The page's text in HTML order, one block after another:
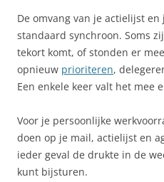
De omvang van je actielijst
standaard synchroon. Soms
tekort komt, of stonden er
opnieuw prioriteren,
Een enkele keer valt het mee
Voor je persoonlijke
doen op je mail, actielijst en
ieder geval de drukte in de
kunt bijsturen.